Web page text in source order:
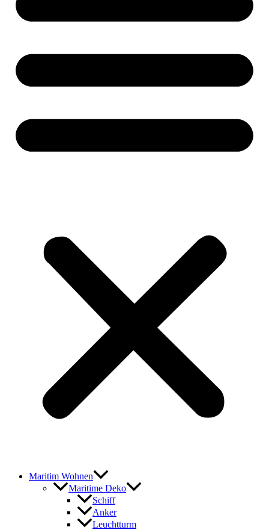
Maritim Wohnen
Maritime Deko
Schiff
Anker
Leuchtturm